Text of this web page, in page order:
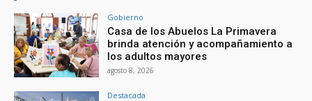
Gobierno
Casa de los Abuelos La Primavera
brinda atención y acompañamiento a
los adultos mayores
agosto 8, 2026
Destacada